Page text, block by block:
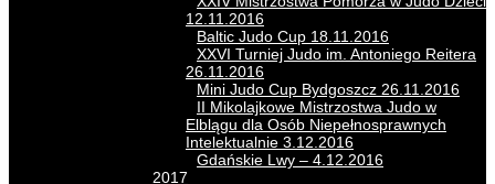
12.11.2016
Baltic Judo Cup 18.11.2016
XXVI Turniej Judo im. Antoniego Reitera
26.11.2016
Mini Judo Cup Bydgoszcz 26.11.2016
II Mikolajkowe Mistrzostwa Judo w
Elblągu dla Osób Niepełnosprawnych
Intelektualnie 3.12.2016
Gdańskie Lwy – 4.12.2016
2017